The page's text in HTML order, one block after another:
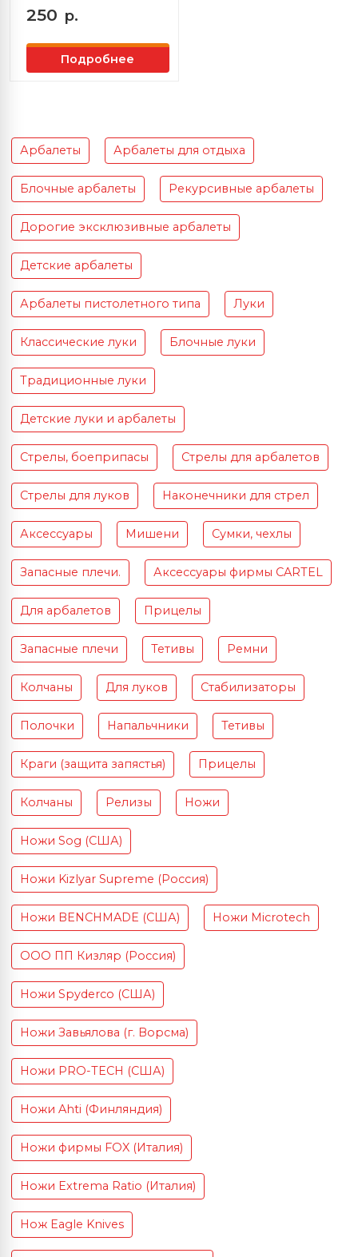
250 р.
Подробнее
Арбалеты Арбалеты для отдыха
Блочные арбалеты Рекурсивные арбалеты
Дорогие эксклюзивные арбалеты
Детские арбалеты
Арбалеты пистолетного типа Луки
Классические луки Блочные луки
Традиционные луки
Детские луки и арбалеты
Стрелы, боеприпасы Стрелы для арбалетов
Стрелы для луков Наконечники для стрел
Аксессуары Мишени Сумки, чехлы
Запасные плечи. Аксессуары фирмы CARTEL
Для арбалетов Прицелы
Запасные плечи Тетивы Ремни
Колчаны Для луков Стабилизаторы
Полочки Напальчники Тетивы
Краги (защита запястья) Прицелы
Колчаны Релизы Ножи
Ножи Sog (США)
Ножи Kizlyar Supreme (Россия)
Ножи BENCHMADE (США) Ножи Microtech
ООО ПП Кизляр (Россия)
Ножи Spyderco (США)
Ножи Завьялова (г. Ворсма)
Ножи PRO-TECH (США)
Ножи Ahti (Финляндия)
Ножи фирмы FOX (Италия)
Ножи Extrema Ratio (Италия)
Нож Eagle Knives